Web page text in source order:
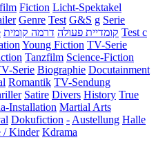
Fiction Licht-Spektakel
Genre Test G&S g Serie
קומדיית פעולה דרמה קומית
Test c
Young Fiction TV-Serie
Tanzfilm Science-Fiction
Serie Biographie Docutainment
Romantik TV-Sendung
Satire Divers History True
Installation Martial Arts
Dokufiction - Austellung Halle
/ Kinder Kdrama